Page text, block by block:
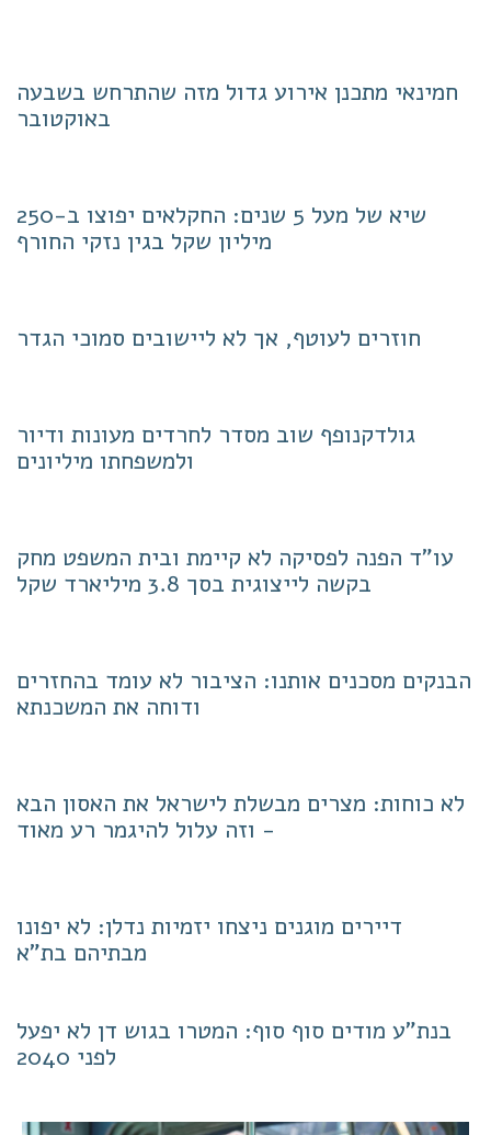
חמינאי מתכנן אירוע גדול מזה שהתרחש בשבעה
באוקטובר
שיא של מעל 5 שנים: החקלאים יפוצו ב-250
מיליון שקל בגין נזקי החורף
חוזרים לעוטף, אך לא ליישובים סמוכי הגדר
גולדקנופף שוב מסדר לחרדים מעונות ודיור
ולמשפחתו מיליונים
עו"ד הפנה לפסיקה לא קיימת ובית המשפט מחק
בקשה לייצוגית בסך 3.8 מיליארד שקל
הבנקים מסכנים אותנו: הציבור לא עומד בהחזרים
ודוחה את המשכנתא
לא כוחות: מצרים מבשלת לישראל את האסון הבא
- וזה עלול להיגמר רע מאוד
דיירים מוגנים ניצחו יזמיות נדלן: לא יפונו
מבתיהם בת"א
בנת"ע מודים סוף סוף: המטרו בגוש דן לא יפעל
לפני 2040